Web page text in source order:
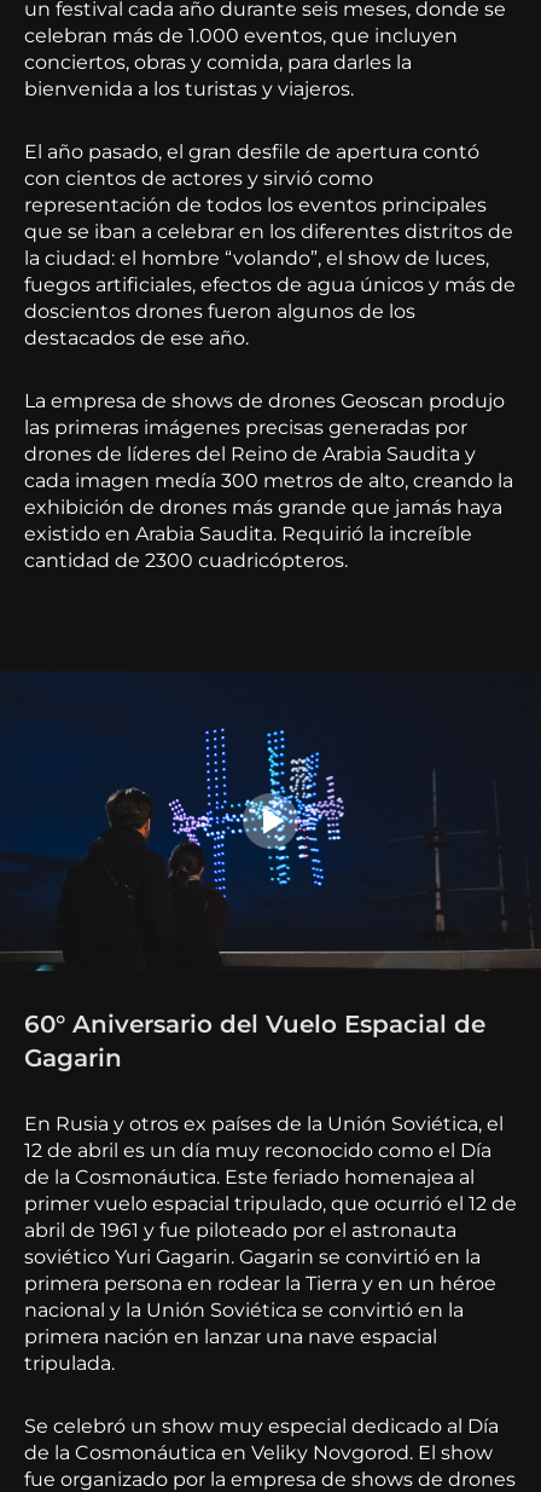
un festival cada año durante seis meses, donde se
celebran más de 1.000 eventos, que incluyen
conciertos, obras y comida, para darles la
bienvenida a los turistas y viajeros.
El año pasado, el gran desfile de apertura contó
con cientos de actores y sirvió como
representación de todos los eventos principales
que se iban a celebrar en los diferentes distritos de
la ciudad: el hombre “volando”, el show de luces,
fuegos artificiales, efectos de agua únicos y más de
doscientos drones fueron algunos de los
destacados de ese año.
La empresa de shows de drones Geoscan produjo
las primeras imágenes precisas generadas por
drones de líderes del Reino de Arabia Saudita y
cada imagen medía 300 metros de alto, creando la
exhibición de drones más grande que jamás haya
existido en Arabia Saudita. Requirió la increíble
cantidad de 2300 cuadricópteros.
60° Aniversario del Vuelo Espacial de
Gagarin
En Rusia y otros ex países de la Unión Soviética, el
12 de abril es un día muy reconocido como el Día
de la Cosmonáutica. Este feriado homenajea al
primer vuelo espacial tripulado, que ocurrió el 12 de
abril de 1961 y fue piloteado por el astronauta
soviético Yuri Gagarin. Gagarin se convirtió en la
primera persona en rodear la Tierra y en un héroe
nacional y la Unión Soviética se convirtió en la
primera nación en lanzar una nave espacial
tripulada.
Se celebró un show muy especial dedicado al Día
de la Cosmonáutica en Veliky Novgorod. El show
fue organizado por la empresa de shows de drones